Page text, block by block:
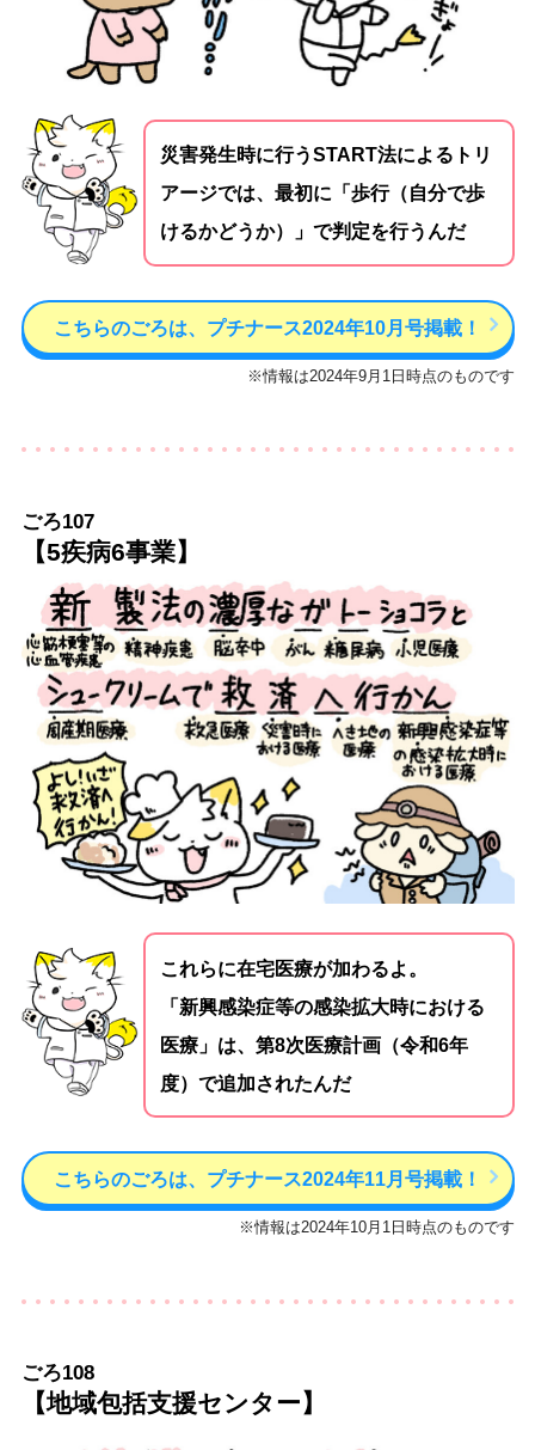
災害発生時に行うSTART法によるトリ
アージでは、最初に「歩行（自分で歩
けるかどうか）」で判定を行うんだ
こちらのごろは、プチナース2024年10月号掲載！
※情報は2024年9月1日時点のものです
ごろ107
【5疾病6事業】
これらに在宅医療が加わるよ。
「新興感染症等の感染拡大時における
医療」は、第8次医療計画（令和6年
度）で追加されたんだ
こちらのごろは、プチナース2024年11月号掲載！
※情報は2024年10月1日時点のものです
ごろ108
【地域包括支援センター】